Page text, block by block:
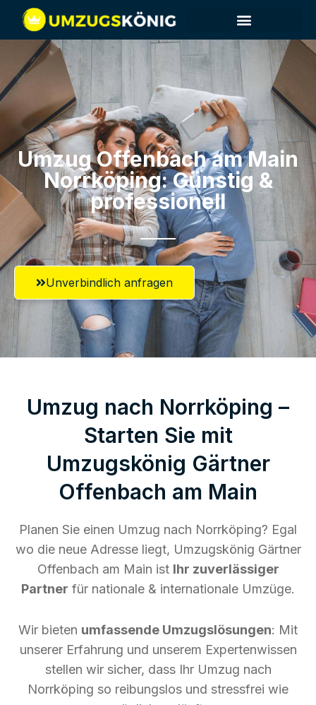
Umzug Offenbach am Main​
Norrköping: Günstig &
professionell​
Unverbindlich anfragen
Umzug nach Norrköping –
Starten Sie mit
Umzugskönig Gärtner
Offenbach am Main
Planen Sie einen Umzug nach Norrköping? Egal
wo die neue Adresse liegt, Umzugskönig Gärtner
Offenbach am Main ist Ihr zuverlässiger
Partner für nationale & internationale Umzüge.
Wir bieten umfassende Umzugslösungen: Mit
unserer Erfahrung und unserem Expertenwissen
stellen wir sicher, dass Ihr Umzug nach
Norrköping so reibungslos und stressfrei wie